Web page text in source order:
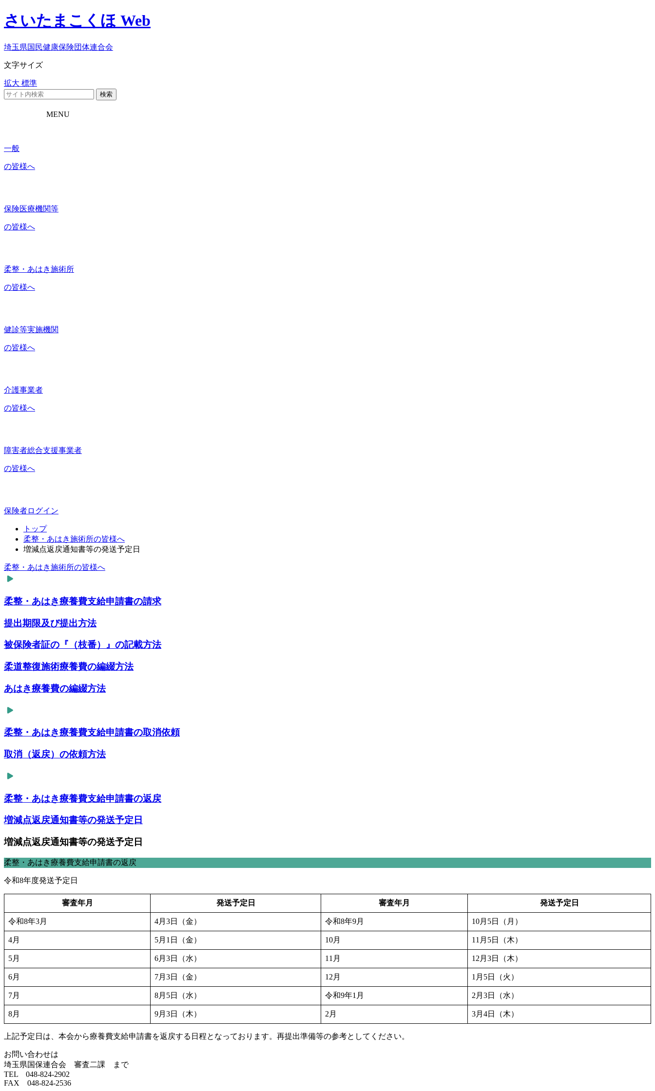
さいたまこくほ Web
埼玉県国民健康保険団体連合会
文字サイズ
拡大 標準
検索
MENU
一般
の皆様へ
保険医療機関等
の皆様へ
柔整・あはき施術所
の皆様へ
健診等実施機関
の皆様へ
介護事業者
の皆様へ
障害者総合支援事業者
の皆様へ
保険者ログイン
トップ
柔整・あはき施術所の皆様へ
増減点返戻通知書等の発送予定日
柔整・あはき施術所の皆様へ
柔整・あはき療養費支給申請書の請求
提出期限及び提出方法
被保険者証の『（枝番）』の記載方法
柔道整復施術療養費の編綴方法
あはき療養費の編綴方法
柔整・あはき療養費支給申請書の取消依頼
取消（返戻）の依頼方法
柔整・あはき療養費支給申請書の返戻
増減点返戻通知書等の発送予定日
増減点返戻通知書等の発送予定日
柔整・あはき療養費支給申請書の返戻
令和8年度発送予定日
審査年月 発送予定日 審査年月 発送予定日
令和8年3月 4月3日（金） 令和8年9月 10月5日（月）
4月 5月1日（金） 10月 11月5日（木）
5月 6月3日（水） 11月 12月3日（木）
6月 7月3日（金） 12月 1月5日（火）
7月 8月5日（水） 令和9年1月 2月3日（水）
8月 9月3日（木） 2月 3月4日（木）
上記予定日は、本会から療養費支給申請書を返戻する日程となっております。再提出準備等の参考としてください。
お問い合わせは
埼玉県国保連合会 審査二課 まで
TEL 048-824-2902
FAX 048-824-2536